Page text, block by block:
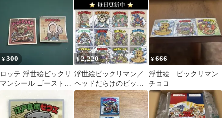
¥300
ロッテ 浮世絵ビックリ
マンシール ゴーストア
¥2,220
浮世絵ビックリマン／
ヘッドだらけのビック
リマン
¥666
浮世絵 ビックリマン
チョコ